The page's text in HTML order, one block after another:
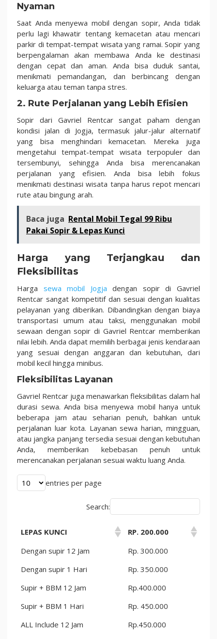
Nyaman
Saat Anda menyewa mobil dengan sopir, Anda tidak
perlu lagi khawatir tentang kemacetan atau mencari
parkir di tempat-tempat wisata yang ramai. Sopir yang
berpengalaman akan membawa Anda ke destinasi
dengan cepat dan aman. Anda bisa duduk santai,
menikmati pemandangan, dan berbincang dengan
keluarga atau teman tanpa stres.
2. Rute Perjalanan yang Lebih Efisien
Sopir dari Gavriel Rentcar sangat paham dengan
kondisi jalan di Jogja, termasuk jalur-jalur alternatif
yang bisa menghindari kemacetan. Mereka juga
mengetahui tempat-tempat wisata terpopuler dan
tersembunyi, sehingga Anda bisa merencanakan
perjalanan yang efisien. Anda bisa lebih fokus
menikmati destinasi wisata tanpa harus repot mencari
rute atau bingung arah.
Baca juga Rental Mobil Tegal 99 Ribu
Pakai Sopir & Lepas Kunci
Harga yang Terjangkau dan
Fleksibilitas
Harga sewa mobil Jogja dengan sopir di Gavriel
Rentcar sangat kompetitif dan sesuai dengan kualitas
pelayanan yang diberikan. Dibandingkan dengan biaya
transportasi umum atau taksi, menggunakan mobil
sewaan dengan sopir di Gavriel Rentcar memberikan
nilai lebih. Anda dapat memilih berbagai jenis kendaraan
yang sesuai dengan anggaran dan kebutuhan, dari
mobil kecil hingga minibus.
Fleksibilitas Layanan
Gavriel Rentcar juga menawarkan fleksibilitas dalam hal
durasi sewa. Anda bisa menyewa mobil hanya untuk
beberapa jam atau seharian penuh, bahkan untuk
perjalanan luar kota. Layanan sewa harian, mingguan,
atau jangka panjang tersedia sesuai dengan kebutuhan
Anda, memberikan kebebasan penuh untuk
merencanakan perjalanan sesuai waktu luang Anda.
entries per page
Search:
LEPAS KUNCI
RP. 200.000
Dengan supir 12 Jam
Rp. 300.000
Dengan supir 1 Hari
Rp. 350.000
Supir + BBM 12 Jam
Rp.400.000
Supir + BBM 1 Hari
Rp. 450.000
ALL Include 12 Jam
Rp.450.000